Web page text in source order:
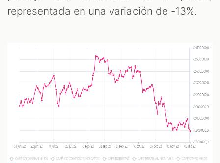
representada en una variación de -13%.